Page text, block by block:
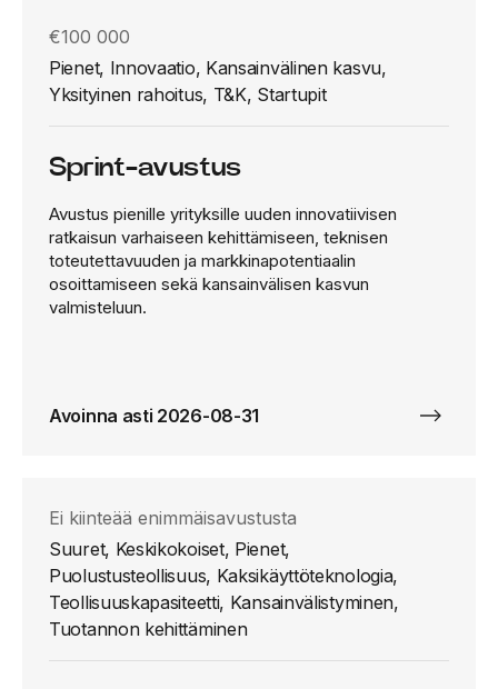
€100 000
Pienet, Innovaatio, Kansainvälinen kasvu,
Yksityinen rahoitus, T&K, Startupit
Sprint-avustus
Avustus pienille yrityksille uuden innovatiivisen
ratkaisun varhaiseen kehittämiseen, teknisen
toteutettavuuden ja markkinapotentiaalin
osoittamiseen sekä kansainvälisen kasvun
valmisteluun.
Avoinna asti 2026-08-31
Ei kiinteää enimmäisavustusta
Suuret, Keskikokoiset, Pienet,
Puolustusteollisuus, Kaksikäyttöteknologia,
Teollisuuskapasiteetti, Kansainvälistyminen,
Tuotannon kehittäminen